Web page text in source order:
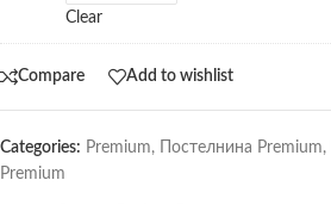
Clear
Compare Add to wishlist
Categories: Premium, Постелнина Premium,
Premium